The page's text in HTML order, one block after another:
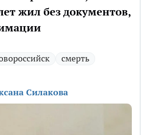
жил без документов,
смерть
Силакова